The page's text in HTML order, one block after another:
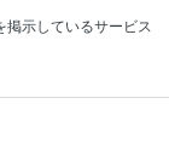
掲示しているサービス